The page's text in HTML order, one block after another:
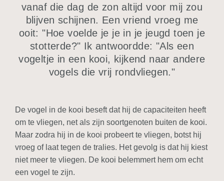
vanaf die dag de zon altijd voor mij zou
blijven schijnen. Een vriend vroeg me
ooit: "Hoe voelde je je in je jeugd toen je
stotterde?" Ik antwoordde: "Als een
vogeltje in een kooi, kijkend naar andere
vogels die vrij rondvliegen."
De vogel in de kooi beseft dat hij de capaciteiten heeft
om te vliegen, net als zijn soortgenoten buiten de kooi.
Maar zodra hij in de kooi probeert te vliegen, botst hij
vroeg of laat tegen de tralies. Het gevolg is dat hij kiest
niet meer te vliegen. De kooi belemmert hem om echt
een vogel te zijn.